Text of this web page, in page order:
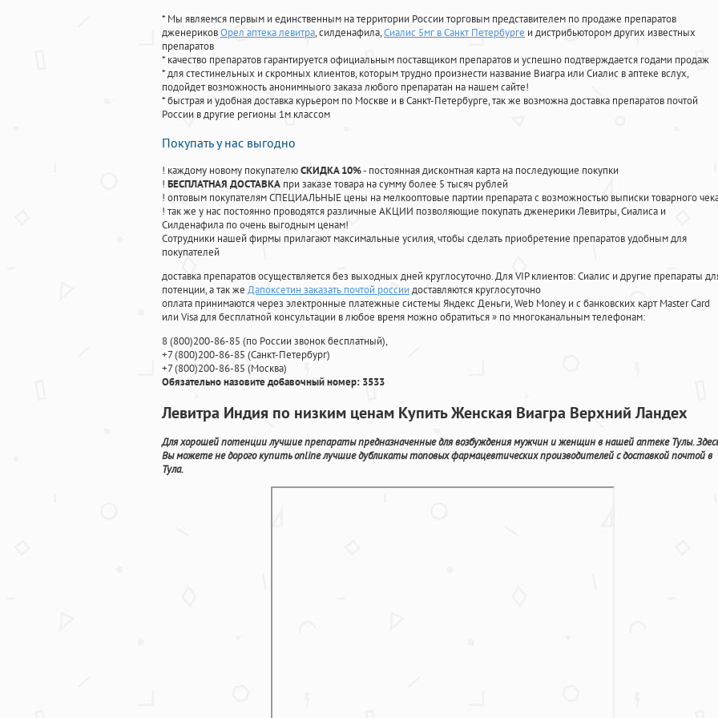
* Мы являемся первым и единственным на территории России торговым представителем по продаже препаратов
дженериковОрел аптека левитра, силденафила,Сиалис 5мг в Санкт Петербурге и дистрибьютором других известных
препаратов
* качество препаратов гарантируется официальным поставщиком препаратов и успешно подтверждается годами продаж
* для стестинельных и скромных клиентов, которым трудно произнести название Виагра или Сиалис в аптеке вслух,
подойдет возможность анонимныого заказа любого препаратан на нашем сайте!
* быстрая и удобная доставка курьером по Москве и в Санкт-Петербурге, так же возможна доставка препаратов почтой
России в другие регионы 1м классом
Покупать у нас выгодно
! каждому новому покупателюСКИДКА 10%- постоянная дисконтная карта на последующие покупки
! БЕСПЛАТНАЯ ДОСТАВКА при заказе товара на сумму более 5 тысяч рублей
! оптовым покупателям СПЕЦИАЛЬНЫЕ цены на мелкооптовые партии препарата с возможностью выписки товарного
! так же у нас постоянно проводятся различные АКЦИИ позволяющие покупать дженерики Левитры, Сиалиса и
Силденафила по очень выгодным ценам!
Cотрудники нашей фирмы прилагают максимальные усилия, чтобы сделать приобретение препаратов удобным для
покупателей
доставка препаратов осуществляется без выходных дней круглосуточно. Для VIP клиентов: Сиалис и другие препараты
потенции, а так же Дапоксетин заказать почтой россии доставляются круглосуточно
оплата принимаются через электронные платежные системы Яндекс Деньги, Web Money и с банковских карт Master Card
или Visa для бесплатной консультации в любое время можно обратиться» по многоканальным телефонам:
8(800)200-86-85 (по России звонок бесплатный),
+7(800)200-86-85 (Санкт-Петербург)
+7(800)200-86-85 (Москва)
Обязательно назовите добавочный номер: 3533
Левитра Индия по низким ценам Купить Женская Виагра Верхний Ландех
Для хорошей потенции лучшие препараты предназначенные для возбуждения мужчин и женщин в нашей аптеке Тулы.
Вы можете не дорого купить online лучшие дубликаты топовых фармацевтических производителей с доставкой почтой в
Тула.